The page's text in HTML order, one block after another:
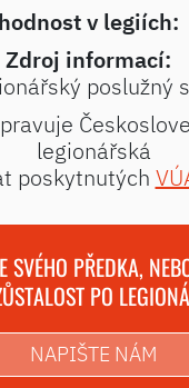
v legiích:
Zdroj informací:
poslužný
legionářská
poskytnutých
SVÉHO PŘEDKA,
PO
NAPIŠTE NÁM